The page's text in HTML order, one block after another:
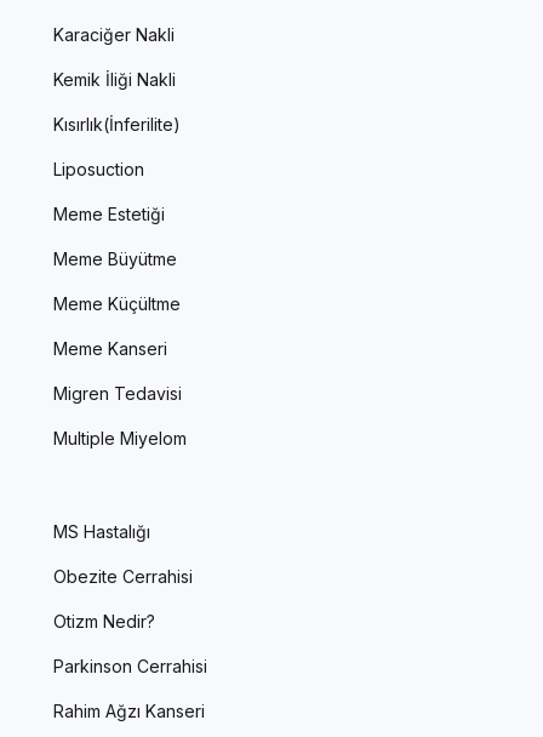
Karaciğer Nakli
Kemik İliği Nakli
Kısırlık(İnferilite)
Liposuction
Meme Estetiği
Meme Büyütme
Meme Küçültme
Meme Kanseri
Migren Tedavisi
Multiple Miyelom
MS Hastalığı
Obezite Cerrahisi
Otizm Nedir?
Parkinson Cerrahisi
Rahim Ağzı Kanseri